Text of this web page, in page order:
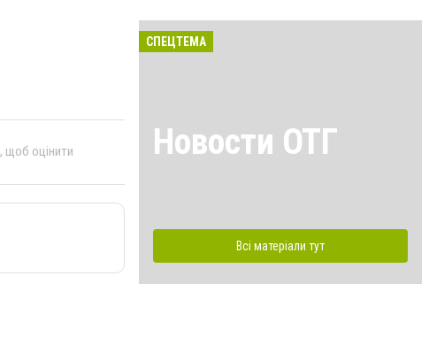
, щоб оцінити
СПЕЦТЕМА
Новости ОТГ
Всі матеріали тут